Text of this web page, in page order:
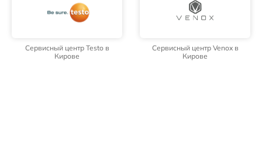
Сервисный центр Testo в
Кирове
Сервисный центр Venox в
Кирове